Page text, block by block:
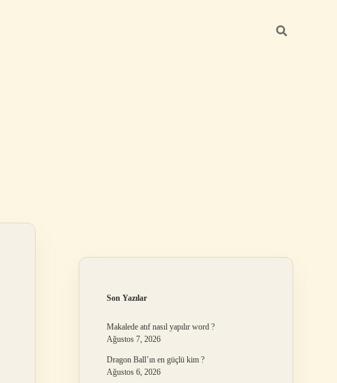
Son Yazılar
Makalede atıf nasıl yapılır word ?
Ağustos 7, 2026
Dragon Ball’ın en güçlü kim ?
Ağustos 6, 2026